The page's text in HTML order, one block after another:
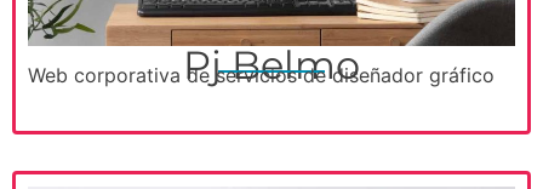
Pj Belmo
Web corporativa de servicios de diseñador gráfico